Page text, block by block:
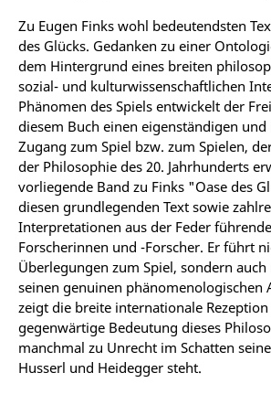
Zu Eugen Finks wohl bedeutendsten
des Glücks. Gedanken zu einer
dem Hintergrund eines breiten
sozial- und kulturwissenschaftlichen
Phänomen des Spiels entwickelt der
diesem Buch einen eigenständigen
Zugang zum Spiel bzw. zum Spielen,
der Philosophie des 20. Jahrhunderts
vorliegende Band zu Finks "Oase des
diesen grundlegenden Text sowie
Interpretationen aus der Feder
Forscherinnen und -Forscher. Er führt
Überlegungen zum Spiel, sondern
seinen genuinen phänomenologischen
zeigt die breite internationale
gegenwärtige Bedeutung dieses
manchmal zu Unrecht im Schatten
Husserl und Heidegger steht.